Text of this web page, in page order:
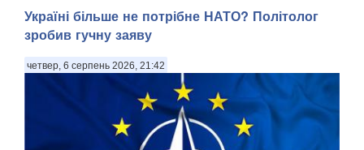
Україні більше не потрібне НАТО? Політолог
зробив гучну заяву
четвер, 6 серпень 2026, 21:42